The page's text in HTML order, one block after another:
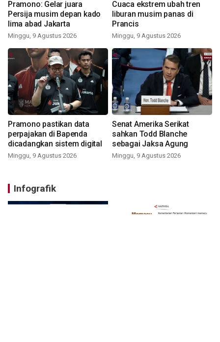
Pramono: Gelar juara
Persija musim depan kado
lima abad Jakarta
Minggu, 9 Agustus 2026
Cuaca ekstrem ubah tren
liburan musim panas di
Prancis
Minggu, 9 Agustus 2026
Pramono pastikan data
perpajakan di Bapenda
dicadangkan sistem digital
Minggu, 9 Agustus 2026
Senat Amerika Serikat
sahkan Todd Blanche
sebagai Jaksa Agung
Minggu, 9 Agustus 2026
Infografik